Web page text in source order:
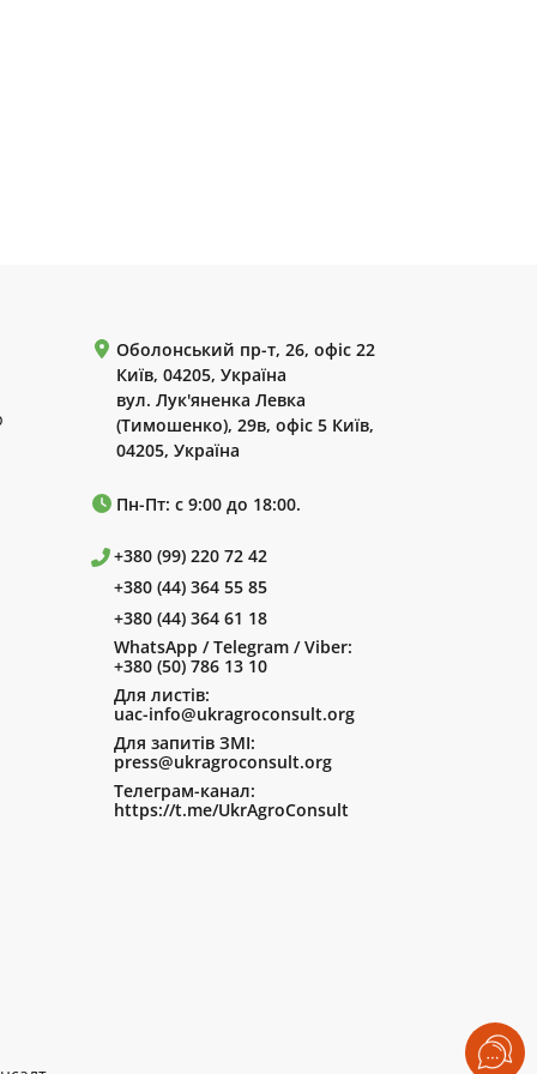
Оболонський пр-т, 26, офіс 22
Київ, 04205, Україна
вул. Лук'яненка Левка
(Тимошенко), 29в, офіс 5 Київ,
04205, Україна
Пн-Пт: с 9:00 до 18:00.
+380 (99) 220 72 42
+380 (44) 364 55 85
+380 (44) 364 61 18
WhatsApp / Telegram / Viber:
+380 (50) 786 13 10
Для листів:
uac-info@ukragroconsult.org
Для запитів ЗМІ:
press@ukragroconsult.org
Телеграм-канал:
https://t.me/UkrAgroConsult